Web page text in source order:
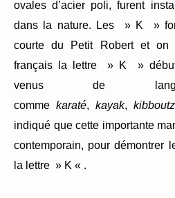
ovales d’acier poli, furent
dans la nature. Les » K »
courte du Petit Robert et on
français la lettre » K »
venus de
comme karaté, kayak, kibboutz
indiqué que cette importante
contemporain, pour démontrer
la lettre » K « .